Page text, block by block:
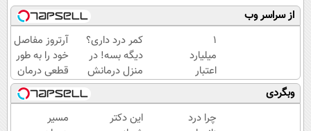
از سراسر وب
۱
میلیارد
اعتبار
خرید
طلا |
بدون
کمر درد داری؟
دیگه بسه! در
منزل درمانش
کن
(◀پرسش‌نامه)
آرتروز مفاصل
خود را به طور
قطعی درمان
کنید!
◂پرسش‌نامه▸
وبگردی
چرا درد
این دکتر
مسیر